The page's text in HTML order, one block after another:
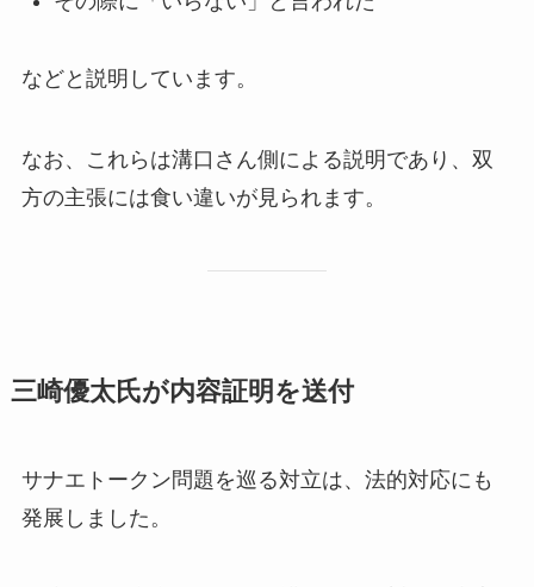
などと説明しています。
なお、これらは溝口さん側による説明であり、双
方の主張には食い違いが見られます。
三崎優太氏が内容証明を送付
サナエトークン問題を巡る対立は、法的対応にも
発展しました。